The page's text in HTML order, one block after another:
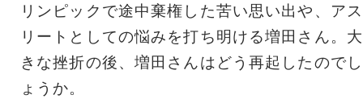
リンピックで途中棄権した苦い思い出や、アス
リートとしての悩みを打ち明ける増田さん。大
きな挫折の後、増田さんはどう再起したのでし
ょうか。